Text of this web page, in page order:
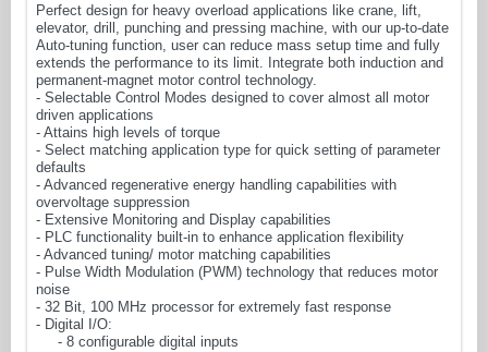
Perfect design for heavy overload applications like crane, lift,
elevator, drill, punching and pressing machine, with our up-to-date
Auto-tuning function, user can reduce mass setup time and fully
extends the performance to its limit. Integrate both induction and
permanent-magnet motor control technology.
- Selectable Control Modes designed to cover almost all motor
driven applications
- Attains high levels of torque
- Select matching application type for quick setting of parameter
defaults
- Advanced regenerative energy handling capabilities with
overvoltage suppression
- Extensive Monitoring and Display capabilities
- PLC functionality built-in to enhance application flexibility
- Advanced tuning/ motor matching capabilities
- Pulse Width Modulation (PWM) technology that reduces motor
noise
- 32 Bit, 100 MHz processor for extremely fast response
- Digital I/O:
- 8 configurable digital inputs